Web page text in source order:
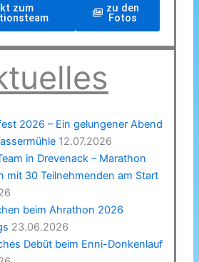
zum zu den
Fotos
2026 – Ein gelungener Abend
12.07.2026
in Drevenack – Marathon
mit 30 Teilnehmenden am Start
beim Ahrathon 2026
23.06.2026
Debüt beim Enni-Donkenlauf